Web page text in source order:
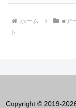
ホーム ■ア
ト
Copyright © 2019-